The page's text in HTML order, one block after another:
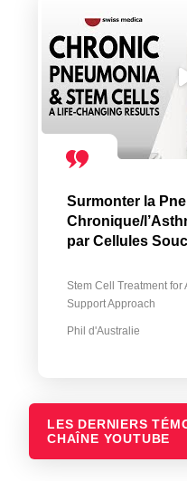
Surmonter la
Chronique/
par Cellules
Stem Cell Treatment for
Support Approach
Phil d'Australie
LES DERNIERS
CHAÎNE YOUTUBE